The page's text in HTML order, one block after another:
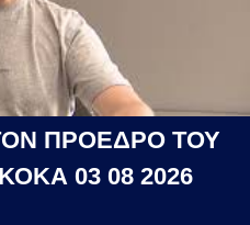
ΠΡΟΕΔΡΟ ΤΟΥ
03 08 2026